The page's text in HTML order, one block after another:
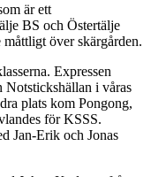
är ett
BS och Östertälje
över skärgården.
Expressen
i våras
plats kom Pongong,
för KSSS.
Jan-Erik och Jonas